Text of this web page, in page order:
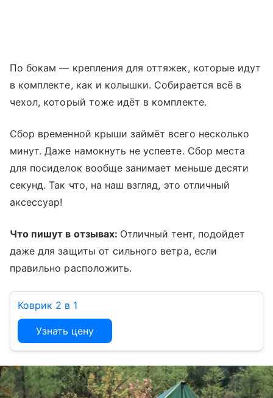
По бокам — крепления для оттяжек, которые идут
в комплекте, как и колышки. Собирается всё в
чехол, который тоже идёт в комплекте.
Сбор временной крыши займёт всего несколько
минут. Даже намокнуть не успеете. Сбор места
для посиделок вообще занимает меньше десяти
секунд. Так что, на наш взгляд, это отличный
аксессуар!
Что пишут в отзывах: Отличный тент, подойдет
даже для защиты от сильного ветра, если
правильно расположить.
Коврик 2 в 1
Узнать цену